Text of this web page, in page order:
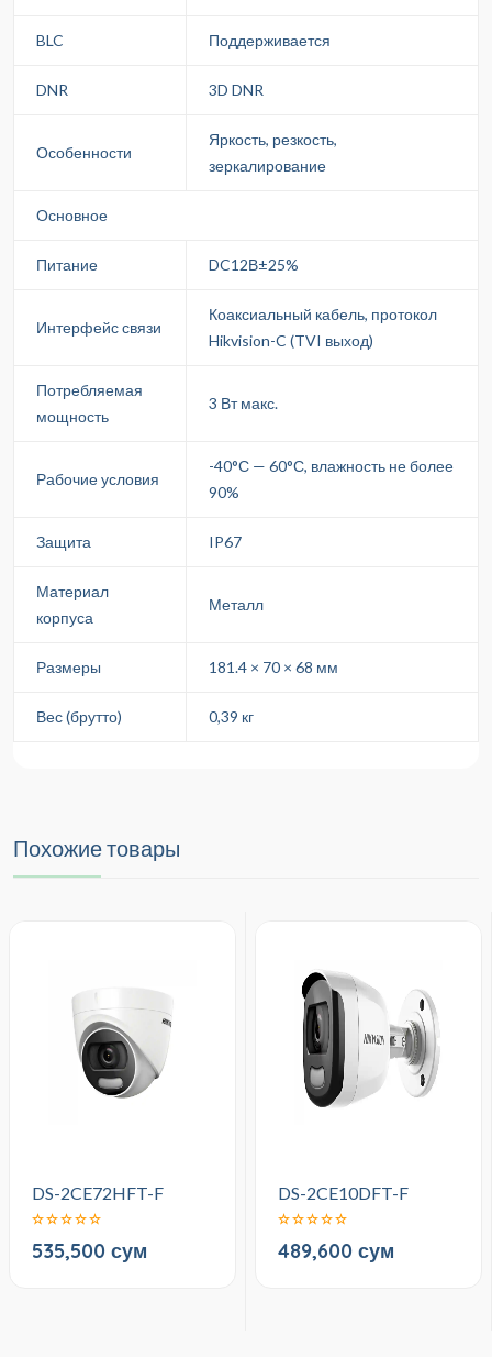
BLC Поддерживается
DNR 3D DNR
Особенности
Яркость, резкость,
зеркалирование
Основное
Питание DC12В±25%
Интерфейс связи
Коаксиальный кабель, протокол
Hikvision-C (TVI выход)
Потребляемая
мощность
3 Вт макс.
Рабочие условия
-40°С — 60°С, влажность не более
90%
Защита IP67
Материал
корпуса
Металл
Размеры 181.4 × 70 × 68 мм
Вес (брутто) 0,39 кг
Похожие товары
DS-2CE72HFT-F
535,500 сум
DS-2CE10DFT-F
489,600 сум